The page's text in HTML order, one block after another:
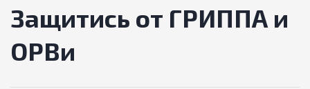
Защитись от ГРИППА и
ОРВи